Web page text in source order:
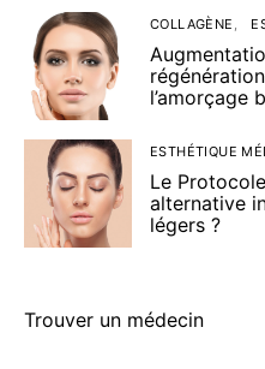
COLLAGÈNE
l’amorçage
ESTHÉTIQUE
Le
alternative
légers ?
Trouver un médecin